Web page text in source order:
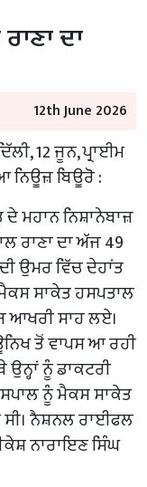
ਦਾ
12th June 2026
12 ਜੂਨ, ਪ੍ਰਾਈਮ
ਨਿਊਜ਼ ਬਿਊਰੋ :
ਦੇ ਮਹਾਨ ਨਿਸ਼ਾਨੇਬਾਜ਼
ਰਾਣਾ ਦਾ ਅੱਜ 49
ਉਮਰ ਵਿੱਚ ਦੇਹਾਂਤ
ਸਾਕੇਤ ਹਸਪਤਾਲ
ਆਖਰੀ ਸਾਹ ਲਏ।
ਤੋਂ ਵਾਪਸ ਆ ਰਹੀ
ਨੂੰ ਡਾਕਟਰੀ
ਨੂੰ ਮੈਕਸ ਸਾਕੇਤ
ਨੈਸ਼ਨਲ ਰਾਈਫਲ
ਨਾਰਾਇਣ ਸਿੰਘ